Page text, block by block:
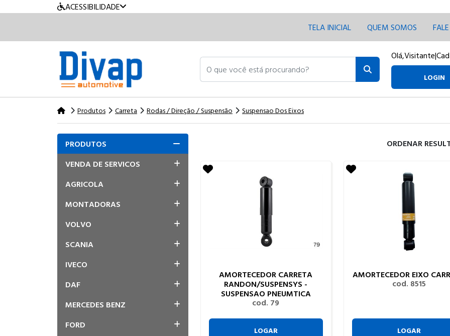
ACESSIBILIDADE
TELA INICIAL
QUEM SOMOS
O que você está procurando? Olá,Visitante|
LOGIN
Produtos Carreta Rodas / Direção / Suspensão Suspensao Dos Eixos
PRODUTOS
VENDA DE SERVICOS
AGRICOLA
MONTADORAS
VOLVO
SCANIA
IVECO
DAF
MERCEDES BENZ
FORD
ORDENAR
AMORTECEDOR CARRETA
RANDON/SUSPENSYS -
SUSPENSAO PNEUMTICA
cod. 79
LOGAR
AMORTECEDOR EIXO
cod. 8515
LOGAR